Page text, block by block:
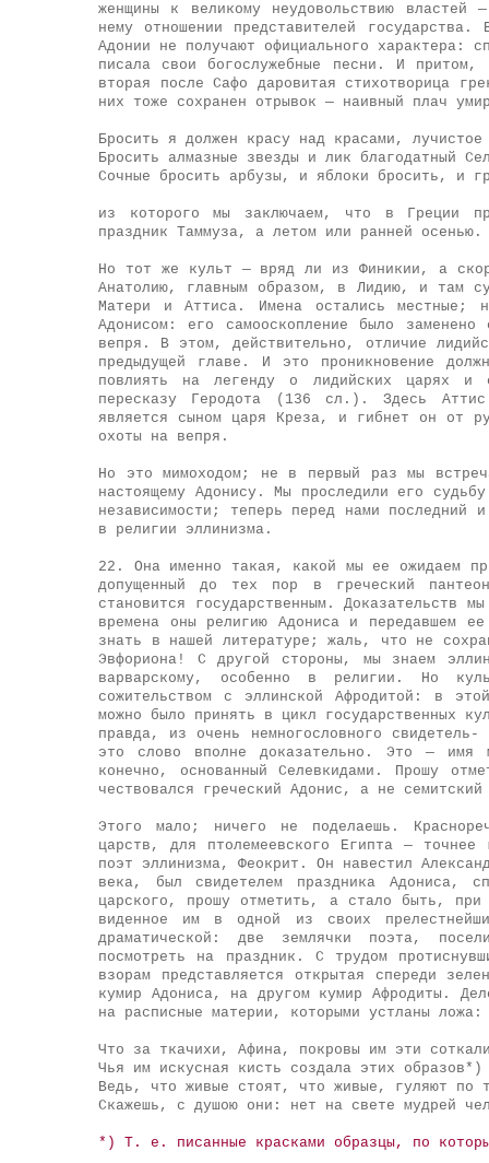
женщины к великому неудовольствию
нему отношении представителей
Адонии не получают официального характера:
писала свои богослужебные песни. И притом,
вторая после Сафо даровитая стихотворица
них тоже сохранен отрывок — наивный плач
Бросить я должен красу над красами,
Бросить алмазные звезды и лик благодатный
Сочные бросить арбузы, и яблоки бросить, и
из которого мы заключаем, что в Греции
праздник Таммуза, а летом или ранней осенью.
Но тот же культ — вряд ли из Финикии, а
Анатолию, главным образом, в Лидию, и там
Матери и Аттиса. Имена остались местные;
Адонисом: его самооскопление было
вепря. В этом, действительно, отличие
предыдущей главе. И это проникновение
повлиять на легенду о лидийских царях
пересказу Геродота (136 сл.). Здесь
является сыном царя Креза, и гибнет он от
охоты на вепря.
Но это мимоходом; не в первый раз мы
настоящему Адонису. Мы проследили его
независимости; теперь перед нами
в религии эллинизма.
22. Она именно такая, какой мы ее ожидаем
допущенный до тех пор в греческий
становится государственным. Доказательств
времена оны религию Адониса и передавшем
знать в нашей литературе; жаль, что не
Эвфориона! С другой стороны, мы знаем
варварскому, особенно в религии. Но
сожительством с эллинской Афродитой: в
можно было принять в цикл государственных
правда, из очень немногословного
это слово вполне доказательно. Это —
конечно, основанный Селевкидами. Прошу
чествовался греческий Адонис, а не
Этого мало; ничего не поделаешь.
царств, для птолемеевского Египта —
поэт эллинизма, Феокрит. Он навестил
века, был свидетелем праздника Адониса,
царского, прошу отметить, а стало быть, при
виденное им в одной из своих
драматической: две землячки поэта,
посмотреть на праздник. С трудом
взорам представляется открытая спереди
кумир Адониса, на другом кумир Афродиты.
на расписные материи, которыми устланы ложа:
Что за ткачихи, Афина, покровы им эти
Чья им искусная кисть создала этих образов*)
Ведь, что живые стоят, что живые, гуляют по
Скажешь, с душою они: нет на свете мудрей
*) Т. е. писанные красками образцы, по